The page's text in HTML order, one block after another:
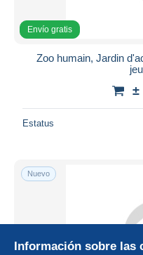
Envío gratis
Zoo humain, Jardin
±
Estatus
Nuevo
Información sobre las